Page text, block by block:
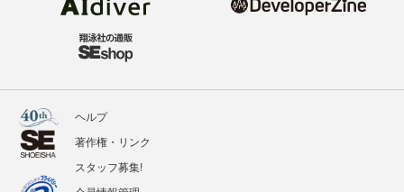
ヘルプ
著作権・リンク
スタッフ募集!